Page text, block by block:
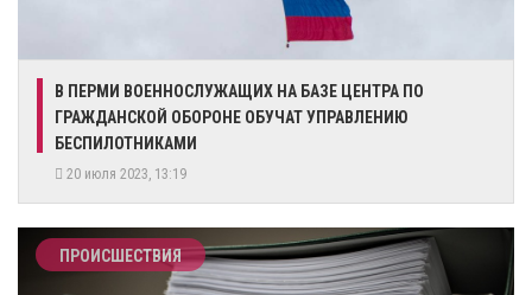
​В ПЕРМИ ВОЕННОСЛУЖАЩИХ НА БАЗЕ ЦЕНТРА ПО
ГРАЖДАНСКОЙ ОБОРОНЕ ОБУЧАТ УПРАВЛЕНИЮ
БЕСПИЛОТНИКАМИ
20 июля 2023, 13:19
ПРОИСШЕСТВИЯ